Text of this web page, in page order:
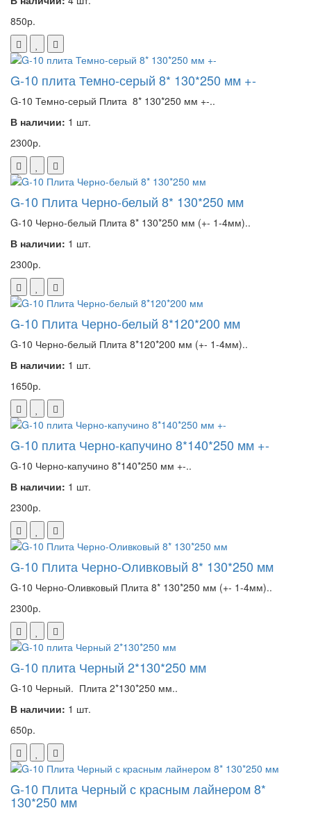
850р.
G-10 плита Темно-серый 8* 130*250 мм +-
G-10 Темно-серый Плита 8* 130*250 мм +-..
В наличии: 1 шт.
2300р.
G-10 Плита Черно-белый 8* 130*250 мм
G-10 Черно-белый Плита 8* 130*250 мм (+- 1-4мм)..
В наличии: 1 шт.
2300р.
G-10 Плита Черно-белый 8*120*200 мм
G-10 Черно-белый Плита 8*120*200 мм (+- 1-4мм)..
В наличии: 1 шт.
1650р.
G-10 плита Черно-капучино 8*140*250 мм +-
G-10 Черно-капучино 8*140*250 мм +-..
В наличии: 1 шт.
2300р.
G-10 Плита Черно-Оливковый 8* 130*250 мм
G-10 Черно-Оливковый Плита 8* 130*250 мм (+- 1-4мм)..
2300р.
G-10 плита Черный 2*130*250 мм
G-10 Черный. Плита 2*130*250 мм..
В наличии: 1 шт.
650р.
G-10 Плита Черный с красным лайнером 8*
130*250 мм